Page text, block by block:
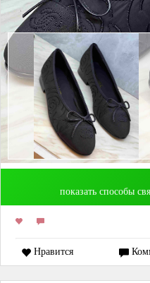
Нравится